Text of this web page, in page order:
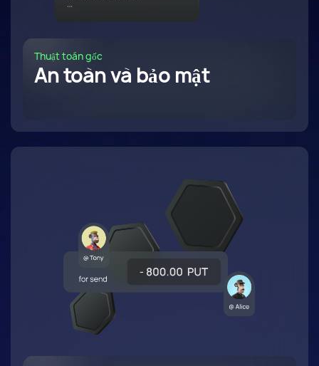
Thuật toán gốc
An toàn và bảo mật